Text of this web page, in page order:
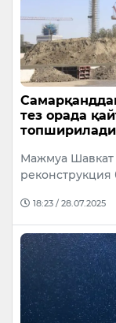
тез орада
топширилади
Мажмуа Шавкат
реконструкция
18:23 / 28.07.2025